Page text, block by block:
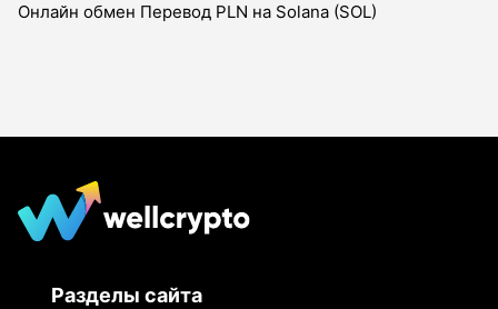
Онлайн обмен Перевод PLN на Solana (SOL)
Разделы сайта